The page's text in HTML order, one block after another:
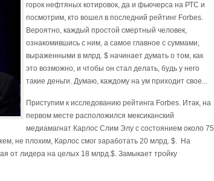
горок нефтяных котировок, да и фьючерса на РТС и
посмотрим, кто вошел в последний рейтинг Forbes.
Вероятно, каждый простой смертный человек,
ознакомившись с ним, а самое главное с суммами,
выраженными в млрд. $ начинает думать о том, как
это возможно, и чтобы он стал делать, будь у него
такие деньги. Думаю, каждому на ум приходит свое...
Приступим к исследованию рейтинга Forbes. Итак, на
первом месте расположился мексиканский
медиамагнат Карлос Слим Элу с состоянием около 75
не плохим, Карлос смог заработать 20 млрд. $. На
от лидера на целых 18 млрд.$. Замыкает тройку